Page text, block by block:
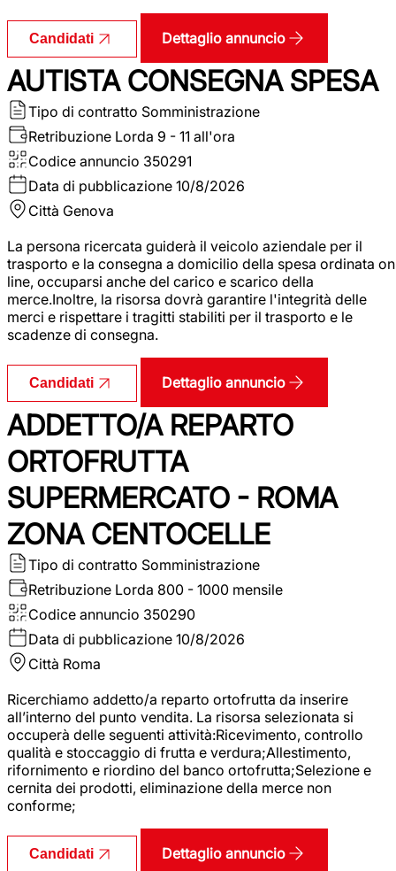
Candidati Dettaglio annuncio
AUTISTA CONSEGNA SPESA
Tipo di contratto Somministrazione
Retribuzione Lorda 9 - 11 all'ora
Codice annuncio 350291
Data di pubblicazione 10/8/2026
Città Genova
La persona ricercata guiderà il veicolo aziendale per il
trasporto e la consegna a domicilio della spesa ordinata on
line, occuparsi anche del carico e scarico della
merce.Inoltre, la risorsa dovrà garantire l'integrità delle
merci e rispettare i tragitti stabiliti per il trasporto e le
scadenze di consegna.
Candidati Dettaglio annuncio
ADDETTO/A REPARTO
ORTOFRUTTA
SUPERMERCATO - ROMA
ZONA CENTOCELLE
Tipo di contratto Somministrazione
Retribuzione Lorda 800 - 1000 mensile
Codice annuncio 350290
Data di pubblicazione 10/8/2026
Città Roma
Ricerchiamo addetto/a reparto ortofrutta da inserire
all’interno del punto vendita. La risorsa selezionata si
occuperà delle seguenti attività:Ricevimento, controllo
qualità e stoccaggio di frutta e verdura;Allestimento,
rifornimento e riordino del banco ortofrutta;Selezione e
cernita dei prodotti, eliminazione della merce non
conforme;
Candidati Dettaglio annuncio